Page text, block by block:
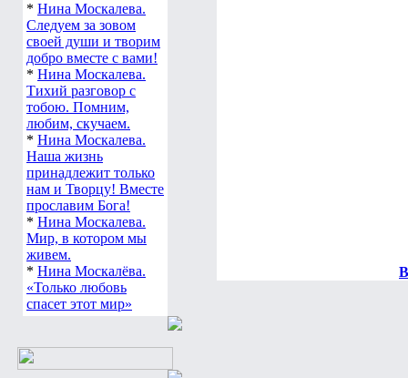
* Нина Москалева.
Следуем за зовом
своей души и творим
добро вместе с вами!
* Нина Москалева.
Тихий разговор с
тобою. Помним,
любим, скучаем.
* Нина Москалева.
Наша жизнь
принадлежит только
нам и Творцу! Вместе
прославим Бога!
* Нина Москалева.
Мир, в котором мы
живем.
* Нина Москалёва.
«Только любовь
спасет этот мир»